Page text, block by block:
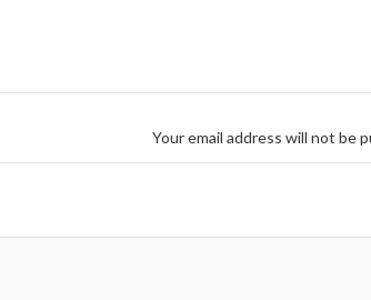
Your email address will not be